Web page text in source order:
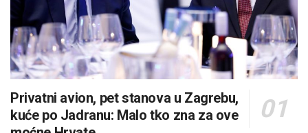
Privatni avion, pet stanova u Zagrebu,
kuće po Jadranu: Malo tko zna za ove